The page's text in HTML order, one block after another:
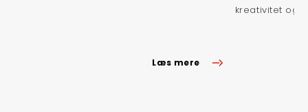
Læs mere
kreativitet og